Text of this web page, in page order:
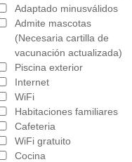
Adaptado minusválidos
Admite mascotas
(Necesaria cartilla de
vacunación actualizada)
Piscina exterior
Internet
WiFi
Habitaciones familiares
Cafeteria
WiFi gratuito
Cocina